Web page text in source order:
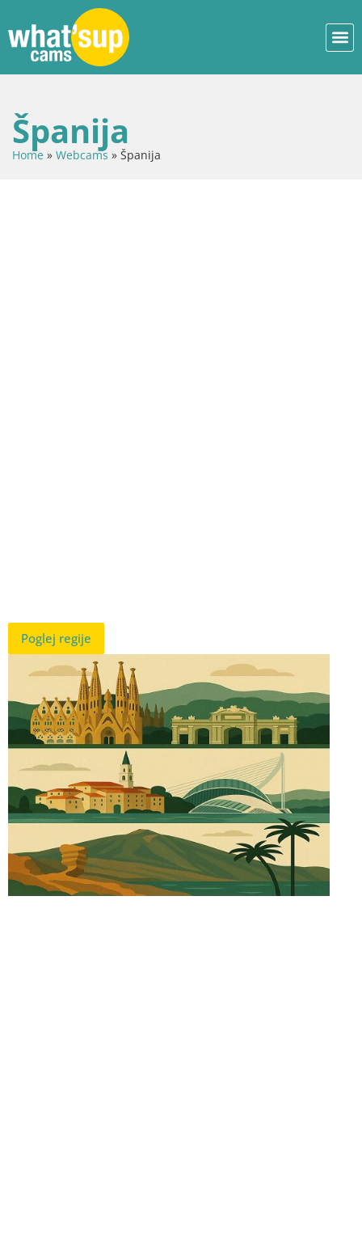
Španija
Home » Webcams » Španija
Poglej regije